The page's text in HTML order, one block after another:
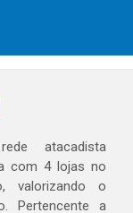
atacadista
com 4 lojas no
valorizando o
Pertencente a